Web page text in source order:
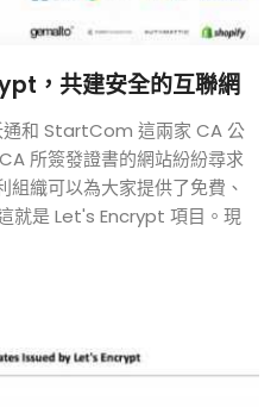
，共建安全的互聯網
通和 StartCom 這兩家 CA 公
所簽發證書的網站紛紛尋求
織可以為大家提供了免費、
就是 Let's Encrypt 項目。現